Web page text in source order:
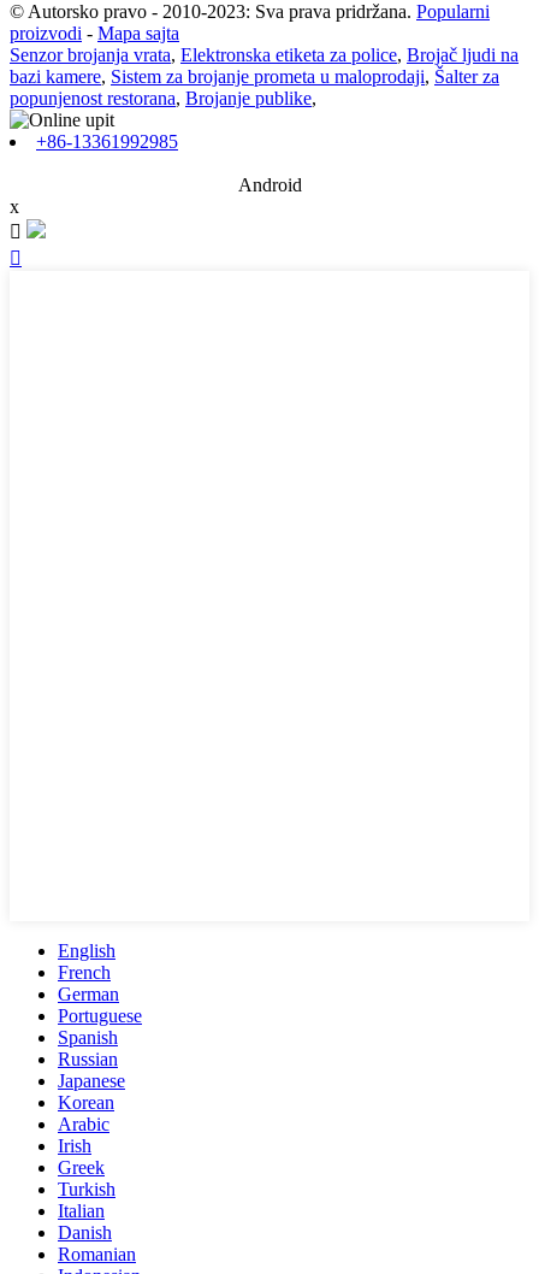
© Autorsko pravo - 2010-2023: Sva prava pridržana. Popularni
proizvodi - Mapa sajta
Senzor brojanja vrata, Elektronska etiketa za police, Brojač ljudi na
bazi kamere, Sistem za brojanje prometa u maloprodaji, Šalter za
popunjenost restorana, Brojanje publike,
+86-13361992985
Android
x


English
French
German
Portuguese
Spanish
Russian
Japanese
Korean
Arabic
Irish
Greek
Turkish
Italian
Danish
Romanian